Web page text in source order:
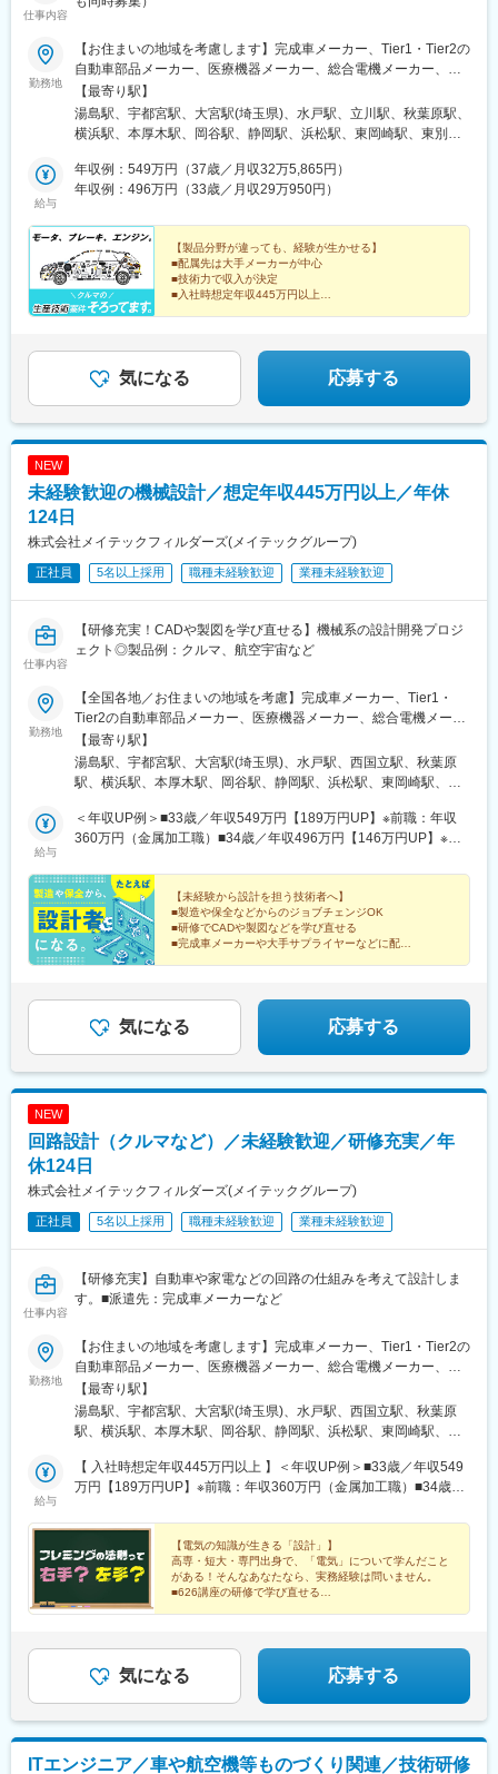
仕事内容
勤務地
【お住まいの地域を考慮します】完成車メーカー、Tier1・Tier2の
自動車部品メーカー、医療機器メーカー、総合電機メーカー、半
導体製造装置メーカーなど当社取引先の拠点（東北・関東・中
部・東海・関西・九州を中心に全国各地）※派遣先企業にて就業
（事業所・拠点については下記「勤務地一覧」を参照ください）※
び各拠点等、当社の定める場所。詳細は就業条件明示書に記載。■
経験者採用のうち希望勤務地エリアの営業所に配属された割合
合は会社にて寮・社宅を用意いたします【受動喫煙対策】当社拠
点：各事業所で対策あり派遣先 ：各社規定に則る
【最寄り駅】
湯島駅、宇都宮駅、大宮駅(埼玉県)、水戸駅、立川駅、秋葉原駅、
横浜駅、本厚木駅、岡谷駅、静岡駅、浜松駅、東岡崎駅、東別院
駅(阪神)、広島駅、祇園駅(福岡県)、花畑町駅、上野広小路駅、岩
本町駅、神奈川駅、近鉄四日市駅、京都駅、末広町駅(東京都)、反
給与
年収例：549万円（37歳／月収32万5,865円）
年収例：496万円（33歳／月収29万950円）
【製品分野が違っても、経験が生かせる】
■配属先は大手メーカーが中心
■技術力で収入が決定
■入社時想定年収445万円以上
気になる 応募する
NEW
未経験歓迎の機械設計／想定年収445万円以上／年休
124日
株式会社メイテックフィルダーズ(メイテックグループ)
正社員 5名以上採用 職種未経験歓迎 業種未経験歓迎
仕事内容
【研修充実！CADや製図を学び直せる】機械系の設計開発プロジ
ェクト◎製品例：クルマ、航空宇宙など
勤務地
【全国各地／お住まいの地域を考慮】完成車メーカー、Tier1・
Tier2の自動車部品メーカー、医療機器メーカー、総合電機メーカ
ー、半導体製造装置メーカーなど当社取引先の拠点（東北・関
東・中部・東海・関西・九州を中心に全国各地）※派遣先企業にて
就業（事業所・拠点については下記「勤務地一覧」を参照くださ
署及び各拠点等、当社の定める場所。詳細は就業条件明示書に記
載。■経験者採用のうち希望勤務地エリアの営業所に配属された割
場合は会社にて寮・社宅を用意いたします【受動喫煙対策】当社
拠点：各事業所で対策あり派遣先 ：各社規定に則る
【最寄り駅】
湯島駅、宇都宮駅、大宮駅(埼玉県)、水戸駅、西国立駅、秋葉原
駅、横浜駅、本厚木駅、岡谷駅、静岡駅、浜松駅、東岡崎駅、東
三宮駅(阪神)、広島駅、祇園駅(福岡県)、花畑町駅、上野広小路
駅、立川南駅、岩本町駅、神奈川駅、近鉄四日市駅、京都駅、末
給与
＜年収UP例＞■33歳／年収549万円【189万円UP】※前職：年収
360万円（金属加工職）■34歳／年収496万円【146万円UP】※前
万4,400円（一律支給のPC手当1,500円含む）※上記の下限給与額
は、理論上の最下限給与額です。能力・経験・年齢を考慮のうえ
当社規定により優遇します。※その他諸手当は別途支給します。※
技術の向上・仕事に取り組む姿勢・クライアント評価などを反映
した明確な人事評価システムを採用しています。※待機中も給与は
【未経験から設計を担う技術者へ】
■製造や保全などからのジョブチェンジOK
■研修でCADや製図などを学び直せる
■完成車メーカーや大手サプライヤーなどに配属
気になる 応募する
NEW
回路設計（クルマなど）／未経験歓迎／研修充実／年
休124日
株式会社メイテックフィルダーズ(メイテックグループ)
正社員 5名以上採用 職種未経験歓迎 業種未経験歓迎
仕事内容
【研修充実】自動車や家電などの回路の仕組みを考えて設計しま
す。■派遣先：完成車メーカーなど
勤務地
【お住まいの地域を考慮します】完成車メーカー、Tier1・Tier2の
自動車部品メーカー、医療機器メーカー、総合電機メーカー、半
導体製造装置メーカーなど当社取引先の拠点（東北・関東・中
部・東海・関西・九州を中心に全国各地）※派遣先企業にて就業
（事業所・拠点については下記「勤務地一覧」を参照ください）※
び各拠点等、当社の定める場所。詳細は就業条件明示書に記載。■
経験者採用のうち希望勤務地エリアの営業所に配属された割合
合は会社にて寮・社宅を用意いたします【受動喫煙対策】当社拠
点：各事業所で対策あり派遣先 ：各社規定に則る
【最寄り駅】
湯島駅、宇都宮駅、大宮駅(埼玉県)、水戸駅、西国立駅、秋葉原
駅、横浜駅、本厚木駅、岡谷駅、静岡駅、浜松駅、東岡崎駅、東
三宮駅(阪神)、広島駅、祇園駅(福岡県)、花畑町駅、上野広小路
駅、立川南駅、岩本町駅、神奈川駅、近鉄四日市駅、京都駅、末
給与
【 入社時想定年収445万円以上 】＜年収UP例＞■33歳／年収549
万円【189万円UP】※前職：年収360万円（金属加工職）■34歳／
設計）【月給】20万6,300円～49万4,400円（一律支給のPC手当
1,500円含む）※上記の下限給与額は、理論上の最下限給与額で
す。能力・経験・年齢を考慮のうえ当社規定により優遇します。※
その他諸手当は別途支給します。※技術の向上・仕事に取り組む姿
勢・クライアント評価などを反映した明確な人事評価システムを
【電気の知識が生きる「設計」】
高専・短大・専門出身で、「電気」について学んだこと
がある！そんなあなたなら、実務経験は問いません。
■626講座の研修で学び直せる
気になる 応募する
ITエンジニア／車や航空機等ものづくり関連／技術研修